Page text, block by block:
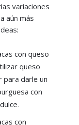
variaciones
aún más
con queso
queso
para darle un
con
con